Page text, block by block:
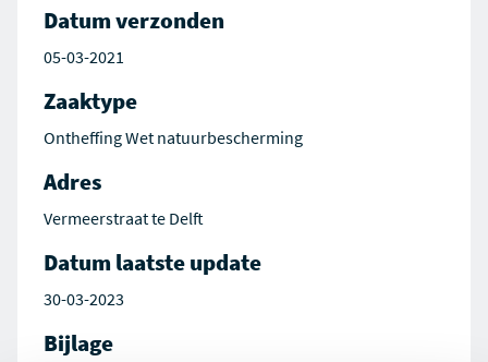
Datum verzonden
05-03-2021
Zaaktype
Ontheffing Wet natuurbescherming
Adres
Vermeerstraat te Delft
Datum laatste update
30-03-2023
Bijlage